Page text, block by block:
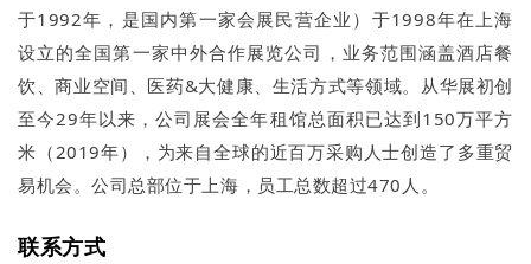
于1992年，是国内第一家会展民营企业）于1998年在上海
设立的全国第一家中外合作展览公司，业务范围涵盖酒店餐
饮、商业空间、医药&大健康、生活方式等领域。从华展初创
至今29年以来，公司展会全年租馆总面积已达到150万平方
米（2019年），为来自全球的近百万采购人士创造了多重贸
易机会。公司总部位于上海，员工总数超过470人。
联系方式